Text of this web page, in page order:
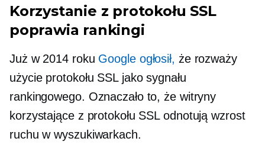
Korzystanie z protokołu SSL
poprawia rankingi
Już w 2014 roku Google ogłosił, że rozważy
użycie protokołu SSL jako sygnału
rankingowego. Oznaczało to, że witryny
korzystające z protokołu SSL odnotują wzrost
ruchu w wyszukiwarkach.